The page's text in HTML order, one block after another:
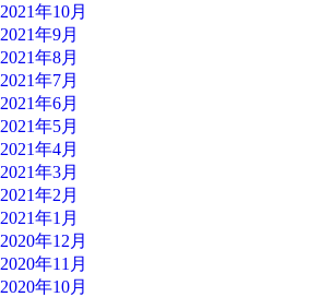
2021年10月
2021年9月
2021年8月
2021年7月
2021年6月
2021年5月
2021年4月
2021年3月
2021年2月
2021年1月
2020年12月
2020年11月
2020年10月